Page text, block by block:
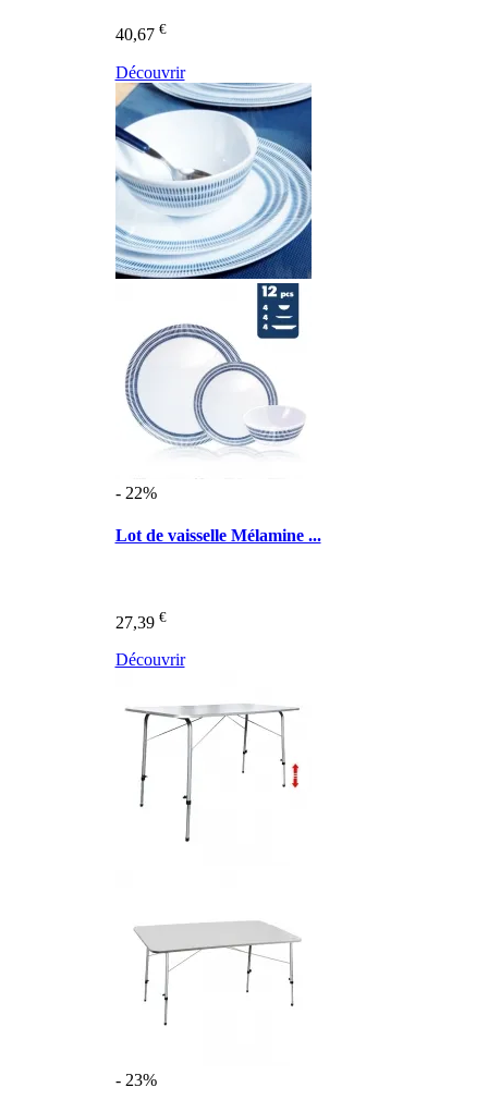
40,67 €
Découvrir
- 22%
Lot de vaisselle Mélamine ...
27,39 €
Découvrir
- 23%